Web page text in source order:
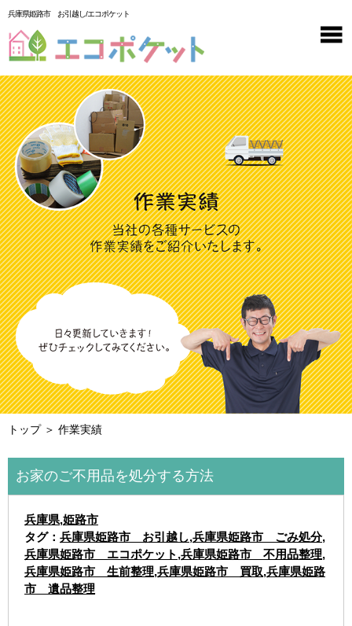
兵庫県姫路市 お引越し/エコポケット
トップ＞ 作業実績
お家のご不用品を処分する方法
兵庫県,姫路市
タグ： 兵庫県姫路市 お引越し,兵庫県姫路市 ごみ処分,
兵庫県姫路市 エコポケット ,兵庫県姫路市 不用品整理,
兵庫県姫路市 生前整理,兵庫県姫路市 買取,兵庫県姫路
市 遺品整理